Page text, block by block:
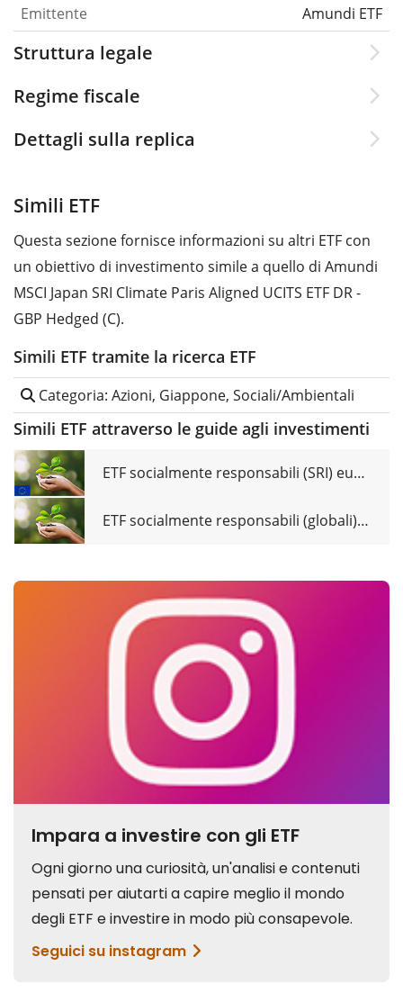
Emittente
Amundi ETF
Struttura legale
Regime fiscale
Dettagli sulla replica
Simili ETF
Questa sezione fornisce informazioni su altri ETF con
un obiettivo di investimento simile a quello di Amundi
MSCI Japan SRI Climate Paris Aligned UCITS ETF DR -
GBP Hedged (C).
Simili ETF tramite la ricerca ETF
Categoria: Azioni, Giappone, Sociali/Ambientali
Simili ETF attraverso le guide agli investimenti
ETF socialmente responsabili (SRI) europei a confronto
ETF socialmente responsabili (globali) a confronto